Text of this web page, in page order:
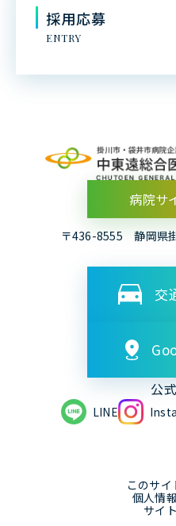
採用応募
ENTRY
病院サ
〒436-8555 静岡県
交
公
LINE
このサイ
個人情
サイ